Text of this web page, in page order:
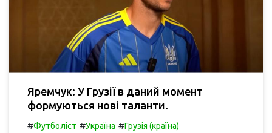
Яремчук: У Грузії в даний момент
формуються нові таланти.
#Футболіст #Україна #Грузія (країна)